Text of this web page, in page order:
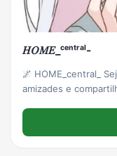
𝐻𝑂𝑀𝐸_ᶜᵉⁿᵗʳᵃˡ-
🌌 HOME_central_ Seja bem-vindo(a)! Espaço pra fazer
amizades e